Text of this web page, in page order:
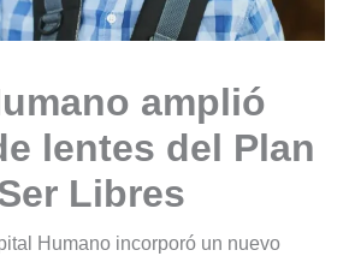
amplió
lentes del Plan
Libres
Humano incorporó un nuevo